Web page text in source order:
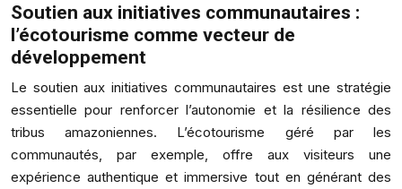
Soutien aux initiatives communautaires :
l’écotourisme comme vecteur de
développement
Le soutien aux initiatives communautaires est une stratégie
essentielle pour renforcer l’autonomie et la résilience des
tribus amazoniennes. L’écotourisme géré par les
communautés, par exemple, offre aux visiteurs une
expérience authentique et immersive tout en générant des